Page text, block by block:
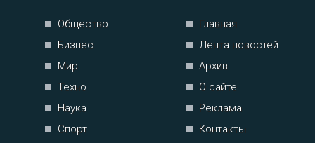
Общество
Бизнес
Мир
Техно
Наука
Спорт
Главная
Лента новостей
Архив
О сайте
Реклама
Контакты